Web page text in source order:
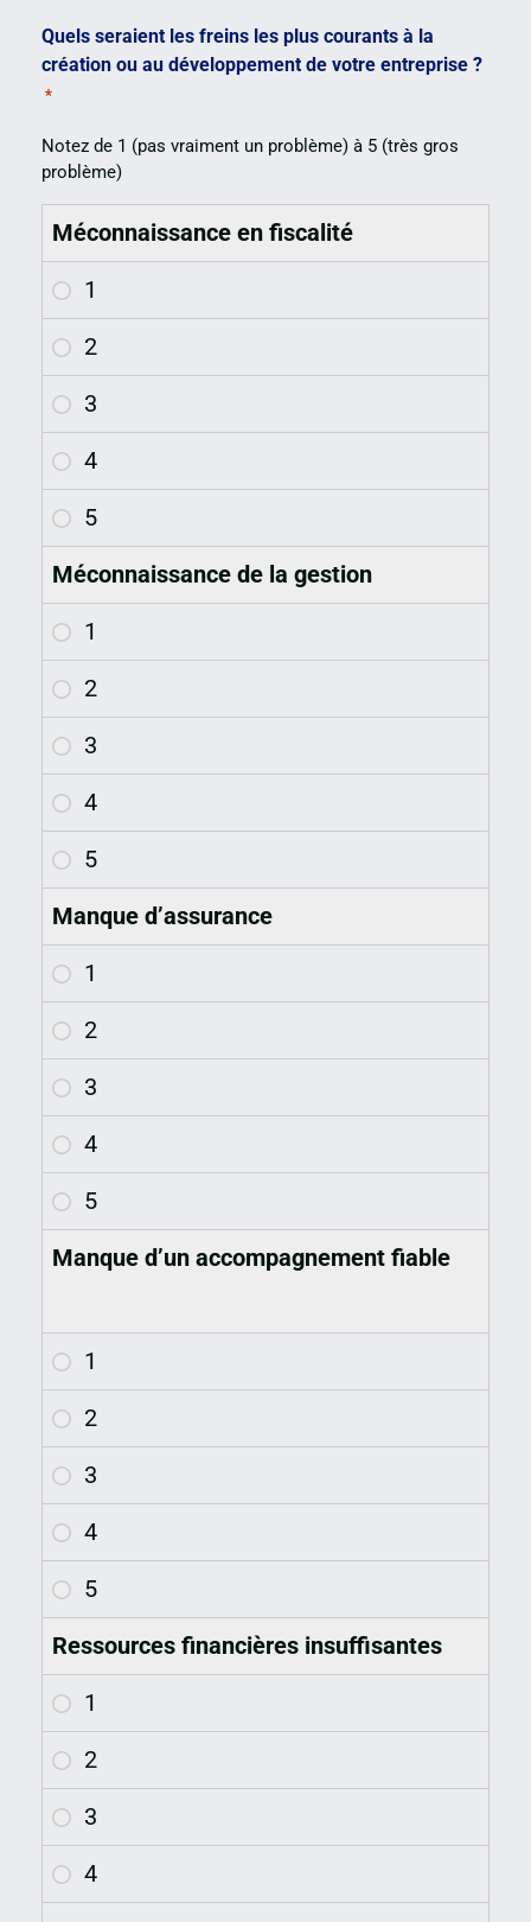
Quels seraient les freins les plus courants à la
création ou au développement de votre entreprise ?
*
Notez de 1 (pas vraiment un problème) à 5 (très gros
problème)
Méconnaissance en fiscalité
Méconnaissance de la gestion
Manque d’assurance
Manque d’un accompagnement fiable
Ressources financières insuffisantes